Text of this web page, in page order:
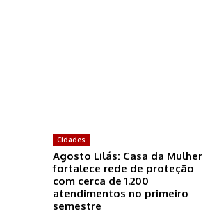
Cidades
Agosto Lilás: Casa da Mulher
fortalece rede de proteção
com cerca de 1.200
atendimentos no primeiro
semestre